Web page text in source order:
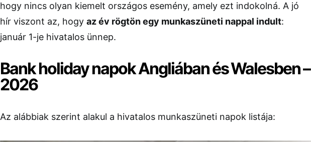
hogy nincs olyan kiemelt országos esemény, amely ezt indokolná. A jó
hír viszont az, hogy az év rögtön egy munkaszüneti nappal indult:
január 1-je hivatalos ünnep.
Bank holiday napok Angliában és Walesben –
2026
Az alábbiak szerint alakul a hivatalos munkaszüneti napok listája: